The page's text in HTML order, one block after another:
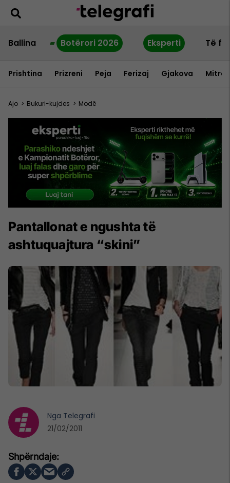
Ballina Botërori 2026 Eksperti Të
Prishtina Prizreni Peja Ferizaj Gjakova
Ajo > Bukuri-kujdes > Modë
Pantallonat e ngushta të
ashtuquajtura “skini”
Nga Telegrafi
21/02/2011